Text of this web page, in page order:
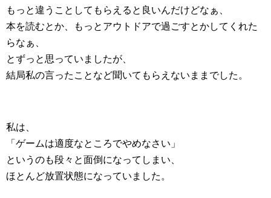
もっと違うことしてもらえると良いんだけどなぁ、
本を読むとか、もっとアウトドアで過ごすとかしてくれた
らなぁ、
とずっと思っていましたが、
結局私の言ったことなど聞いてもらえないままでした。
私は、
「ゲームは適度なところでやめなさい」
というのも段々と面倒になってしまい、
ほとんど放置状態になっていました。